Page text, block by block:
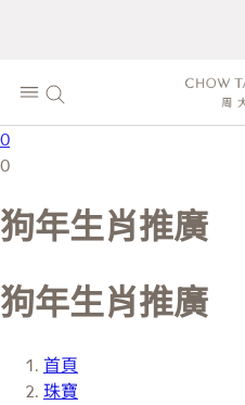
0
0
狗年生肖推廣
狗年生肖推廣
首頁
珠寶